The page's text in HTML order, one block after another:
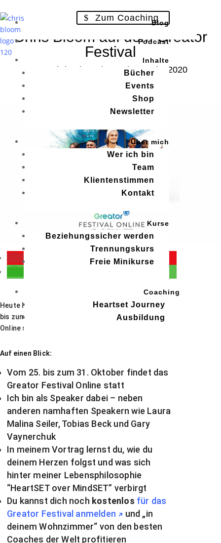
Zum CoachingBlog
Podcast
Inhalte
Bücher
Events
Shop
Newsletter
Über mich
Wer ich bin
Team
Klientenstimmen
Kontakt
Kurse
Beziehungssicher werden
Trennungskurs
Freie Minikurse
Coaching
Heartset Journey
Ausbildung
Chris Bloom auf dem Greator
Festival
Chris Bloom | Stand: 25. Okt. 2020
Heute habe ich etwas Besonderes für dich: Vom 25.
bis zum 31. Oktober findet das Greator Festival
Online statt – und ich bin als Speaker dabei.
Auf einen Blick:
Vom 25. bis zum 31. Oktober findet das
Greator Festival Online statt
Ich bin als Speaker dabei – neben
anderen namhaften Speakern wie Laura
Malina Seiler, Tobias Beck und Gary
Vaynerchuk
In meinem Vortrag lernst du, wie du
deinem Herzen folgst und was sich
hinter meiner Lebensphilosophie
“HeartSET over MindSET” verbirgt
Du kannst dich noch kostenlos für das
Greator Festival anmelden
und „in
deinem Wohnzimmer“ von den besten
Coaches der Welt profitieren